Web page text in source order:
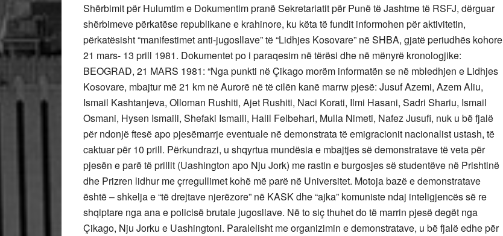
Shërbimit për Hulumtim e Dokumentim pranë Sekretariatit për Punë të Jashtme të RSFJ, dërguar
shërbimeve përkatëse republikane e krahinore, ku këta të fundit informohen për aktivitetin,
përkatësisht “manifestimet anti-jugosllave” të “Lidhjes Kosovare” në SHBA, gjatë periudhës kohore
21 mars- 13 prill 1981. Dokumentet po i paraqesim në tërësi dhe në mënyrë kronologjike:
BEOGRAD, 21 MARS 1981: “Nga punkti në Çikago morëm informatën se në mbledhjen e Lidhjes
Kosovare, mbajtur më 21 km në Aurorë në të cilën kanë marrw pjesë: Jusuf Azemi, Azem Aliu,
Ismail Kashtanjeva, Olloman Rushiti, Ajet Rushiti, Naci Korati, Ilmi Hasani, Sadri Shariu, Ismail
Osmani, Hysen Ismaili, Shefaki Ismaili, Halil Felbehari, Mulla Nimeti, Nafez Jusufi, nuk u bë fjalë
për ndonjë ftesë apo pjesëmarrje eventuale në demonstrata të emigracionit nacionalist ustash, të
caktuar për 10 prill. Përkundrazi, u shqyrtua mundësia e mbajtjes së demonstratave të veta për
pjesën e parë të prillit (Uashington apo Nju Jork) me rastin e burgosjes së studentëve në Prishtinë
dhe Prizren lidhur me çrregullimet kohë më parë në Universitet. Motoja bazë e demonstratave
është – shkelja e “të drejtave njerëzore” në KASK dhe “ajka” komuniste ndaj inteligjencës së re
shqiptare nga ana e policisë brutale jugosllave. Në to siç thuhet do të marrin pjesë degët nga
Çikago, Nju Jorku e Uashingtoni. Paralelisht me organizimin e demonstratave, u bë fjalë edhe për